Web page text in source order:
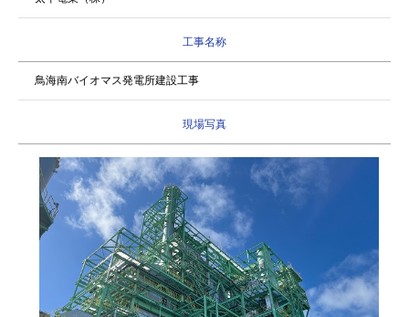
工事名称
鳥海南バイオマス発電所建設工事
現場写真